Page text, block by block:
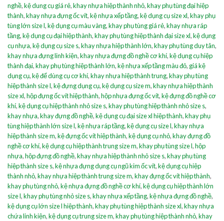
nghề,kệ dung cụ giá rẻ,khay nhựa hiệp thành nhỏ,khay phụ tùng đại hiệp
thành,khay nhựa đựng ốc vít,kệ nhựa xếp tầng,kệ dụng cụ size xl,khay phụ
tùng lớn size l,kệ dụng cụ màu vàng,khay phụ tùng giá rẻ,khay nhựa ráp
tầng,kệ dụng cụ đại hiệp thành,khay phụ tùng hiệp thành đại size xl,kệ dụng
cụ nhựa,kệ dụng cụ size s,khay nhựa hiệp thành lớn,khay phụ tùng duy tân,
khay nhựa đựng linh kiện,khay nhựa đựng đồ nghề cơ khí,kệ dụng cụ hiệp
thành đại,khay phụ tùng hiệp thành lớn,kệ nhựa xếp tầng màu đỏ, giá kệ
dụng cụ,kệ để dùng cụ cơ khí,khay nhựa hiệp thành trung,khay phụ tùng
hiệp thành size l,kệ đựng dụng cụ,kệ dụng cụ size m,khay nhựa hiệp thành
size xl,hộp đựng ốc vít hiệp thành,hộp nhựa đựng ốc vít,kệ đựng đồ nghề cơ
khí,kệ dụng cụ hiệp thành nhỏ size s,khay phụ tùng hiệp thành nhỏ size s,
khay nhựa,khay đựng đồ nghề,kệ dụng cụ đại size xl hiệp thành,khay phụ
tùng hiệp thành lớn size l,kệ nhựa ráp tầng,kệ dụng cụ size l,khay nhựa
hiệp thành size m,kệ đựng ốc vít hiệp thành,kệ dụng cụ nhỏ,khay đựng đồ
nghề cơ khí,kệ dụng cụ hiệp thành trung size m,khay phụ tùng size l,hộp
nhựa,hộp đựng đồ nghề,khay nhựa hiệp thành nhỏ size s,khay phụ tùng
hiệp thành size s,kệ nhựa đựng dụng cụ ngũ kim ốc vít,kệ dụng cụ hiệp
thành nhỏ,khay nhựa hiệp thành trung size m,khay đựng ốc vít hiệp thành,
khay phụ tùng nhỏ,kệ nhựa đựng đồ nghề cơ khí,kệ dụng cụ hiệp thành lớn
size l,khay phụ tùng nhỏ size s,khay nhựa xếp tầng,kệ nhựa đựng đồ nghề,
kệ dụng cụ lớn size l hiệp thành,khay phụ tùng hiệp thành size xl,khay nhựa
chứa linh kiện,kệ dụng cụ trung size m,khay phụ tùng hiệp thành nhỏ,khay